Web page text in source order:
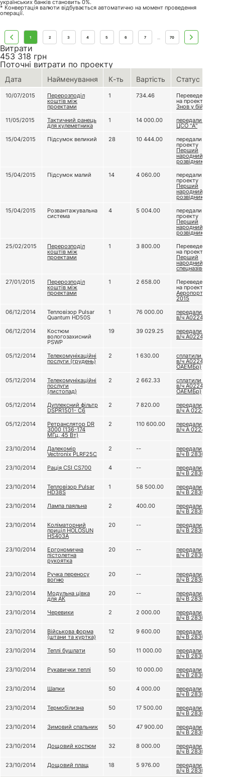
українських банків становить 0%.
* Конвертація валюти відбувається автоматично на момент проведення
операції.
1 2 3 4 5 6 7 70
Витрати
453 318 грн
Поточні витрати по проекту
Дата Найменування К-ть Вартість Статус
10/07/2015 Перерозподіл
коштів між
проектами
1 734.46 Переведено
на проект
Знов у бій! 2
11/05/2015
Тактичний ранець
для кулеметника
1 14 000.00 передали до
ЦСО "А"
15/04/2015
Підсумок великий 28 10 444.00 передали
проекту
Перший
народний
розвідник
15/04/2015
Підсумок малий 14 4 060.00 передали
проекту
Перший
народний
розвідник
15/04/2015
Розвантажувальна
система
4 5 004.00 передали
проекту
Перший
народний
розвідник
25/02/2015
Перерозподіл
коштів між
проектами
1 3 800.00 Переведено
на проект
Перший
народний
спецназівець
27/01/2015
Перерозподіл
коштів між
проектами
1 2 658.00 Переведено
на проект
Аеропорт
2015
06/12/2014
Тепловізор Pulsar
Quantum HD50S
1 76 000.00 передали до
в/ч А0224
06/12/2014
Костюм
вологозахисний
PSWP
19 39 029.25 передали до
в/ч А0224
05/12/2014 Телекомунікаційні
послуги (грудень)
2 1 630.00 сплатили для
в/ч А0224 (79
ОАЕМБр)
05/12/2014
Телекомунікаційні
послуги
(листопад)
2 2 662.33 сплатили для
в/ч А0224 (79
ОАЕМБр)
05/12/2014
Дуплексний фільтр
DSPR1501- C6
2 7 820.00 передали до
в/ч А 0224
05/12/2014
Ретранслятор DR
3000 (136-174
МГц, 45 Вт)
2 110 600.00 передали до
в/ч А 0224
23/10/2014 Далекомір
Vectronix PLRF25C
2 -- передали до
в/ч В 2830
23/10/2014
Рація CSI CS700 4 -- передали до
в/ч В 2830
23/10/2014
Тепловізор Pulsar
HD38S
1 58 500.00 передали до
в/ч В 2830
23/10/2014
Лампа паяльна 2 400.00 передали до
в/ч В 2830
23/10/2014
Коліматорний
приціл HOLOSUN
HS403A
20 -- передали до
в/ч В 2830
23/10/2014 Ергономична
пістолетна
рукоятка
20 -- передали до
в/ч В 2830
23/10/2014 Ручка переносу
вогню
20 -- передали до
в/ч В 2830
23/10/2014
Модульна цівка
для АК
20 -- передали до
в/ч В 2830
23/10/2014
Черевики 2 2 000.00 передали до
в/ч В 2830
23/10/2014
Військова форма
(штани та куртка)
12 9 600.00 передали до
в/ч В 2830
23/10/2014
Теплі бушлати 50 11 000.00 передали до
в/ч В 2830
23/10/2014
Рукавички теплі 50 10 000.00 передали до
в/ч В 2830
23/10/2014
Шапки 50 4 000.00 передали до
в/ч В 2830
23/10/2014
Термобілизна 50 17 500.00 передали до
в/ч В 2830
23/10/2014
Зимовий спальник 50 47 900.00 передали до
в/ч В 2830
23/10/2014
Дощовий костюм 32 8 000.00 передали до
в/ч В 2830
23/10/2014
Дощовий плащ 18 5 976.00 передали до
в/ч В 2830